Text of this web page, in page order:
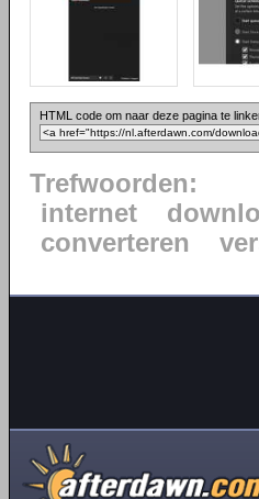
HTML code om naar deze pagina te
Trefwoorden:
internet
converteren